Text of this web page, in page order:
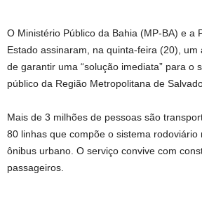
O Ministério Público da Bahia (MP-BA) e a
Estado assinaram, na quinta-feira (20), um
de garantir uma “solução imediata” para o
público da Região Metropolitana de
Mais de 3 milhões de pessoas são
80 linhas que compõe o sistema
ônibus urbano. O serviço convive com
passageiros.